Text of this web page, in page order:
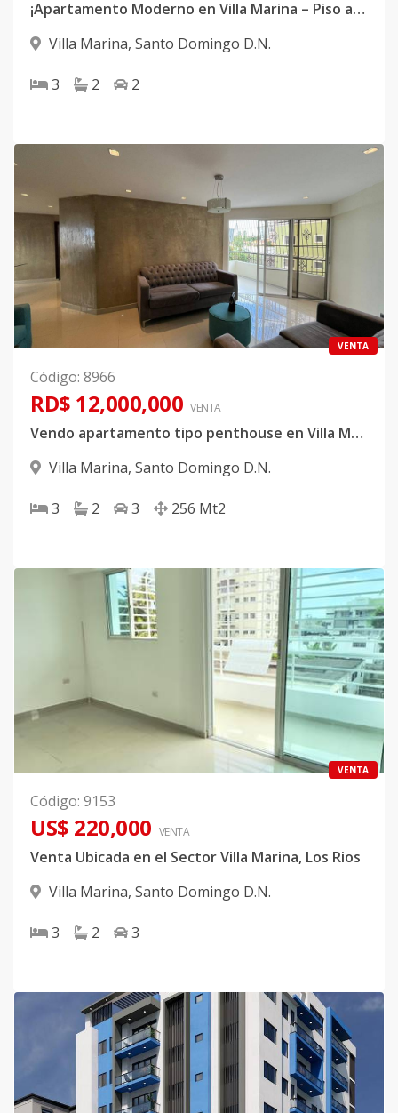
¡Apartamento Moderno en Villa Marina – Piso alto a estrenar!
Villa Marina, Santo Domingo D.N.
3 2 2
VENTA
Código: 8966
RD$ 12,000,000 VENTA
Vendo apartamento tipo penthouse en Villa Marina
Villa Marina, Santo Domingo D.N.
3 2 3 256 Mt2
VENTA
Código: 9153
US$ 220,000 VENTA
Venta Ubicada en el Sector Villa Marina, Los Rios
Villa Marina, Santo Domingo D.N.
3 2 3